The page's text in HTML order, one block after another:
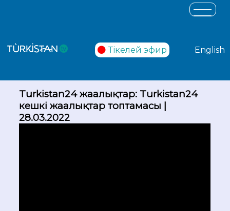
Тікелей эфир English
Turkistan24 жаңалықтар: Turkistan24
кешкі жаңалықтар топтамасы |
28.03.2022